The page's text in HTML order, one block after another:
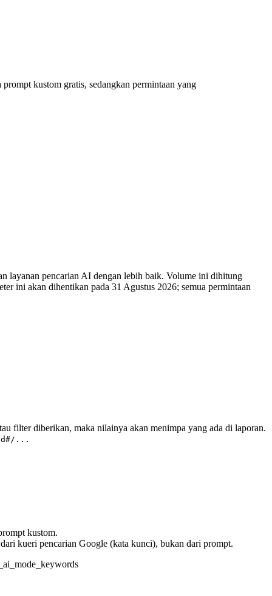
kustom gratis, sedangkan permintaan yang
layanan pencarian AI dengan lebih baik. Volume ini dihitung
ini akan dihentikan pada 31 Agustus 2026; semua permintaan
filter diberikan, maka nilainya akan menimpa yang ada di laporan.
...
kustom.
kueri pencarian Google (kata kunci), bukan dari prompt.